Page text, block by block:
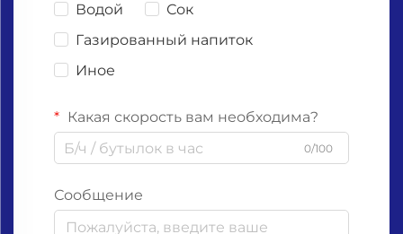
Водой
Сок
Газированный напиток
Иное
Какая скорость вам необходима?
0/100
Сообщение